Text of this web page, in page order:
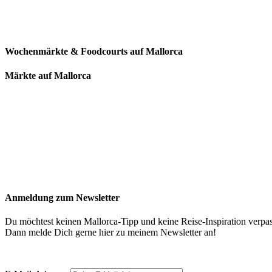
Wochenmärkte & Foodcourts auf Mallorca
Märkte auf Mallorca
Anmeldung zum Newsletter
Du möchtest keinen Mallorca-Tipp und keine Reise-Inspiration
Dann melde Dich gerne hier zu meinem Newsletter an!